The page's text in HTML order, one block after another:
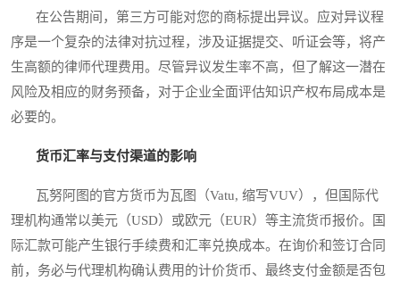
在公告期间，第三方可能对您的商标提出异议。应对异议程
序是一个复杂的法律对抗过程，涉及证据提交、听证会等，将产
生高额的律师代理费用。尽管异议发生率不高，但了解这一潜在
风险及相应的财务预备，对于企业全面评估知识产权布局成本是
必要的。
货币汇率与支付渠道的影响
瓦努阿图的官方货币为瓦图（Vatu, 缩写VUV），但国际代
理机构通常以美元（USD）或欧元（EUR）等主流货币报价。国
际汇款可能产生银行手续费和汇率兑换成本。在询价和签订合同
前，务必与代理机构确认费用的计价货币、最终支付金额是否包